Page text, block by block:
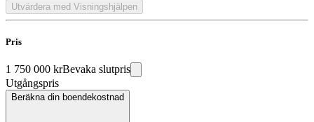
Utvärdera med Visningshjälpen
Pris
1 750 000 krBevaka slutpris
Utgångspris
Beräkna din boendekostnad